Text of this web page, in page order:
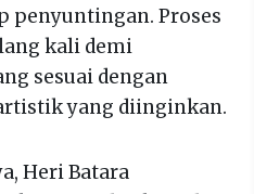
penyuntingan. Proses
kali demi
sesuai dengan
yang diinginkan.
Heri Batara